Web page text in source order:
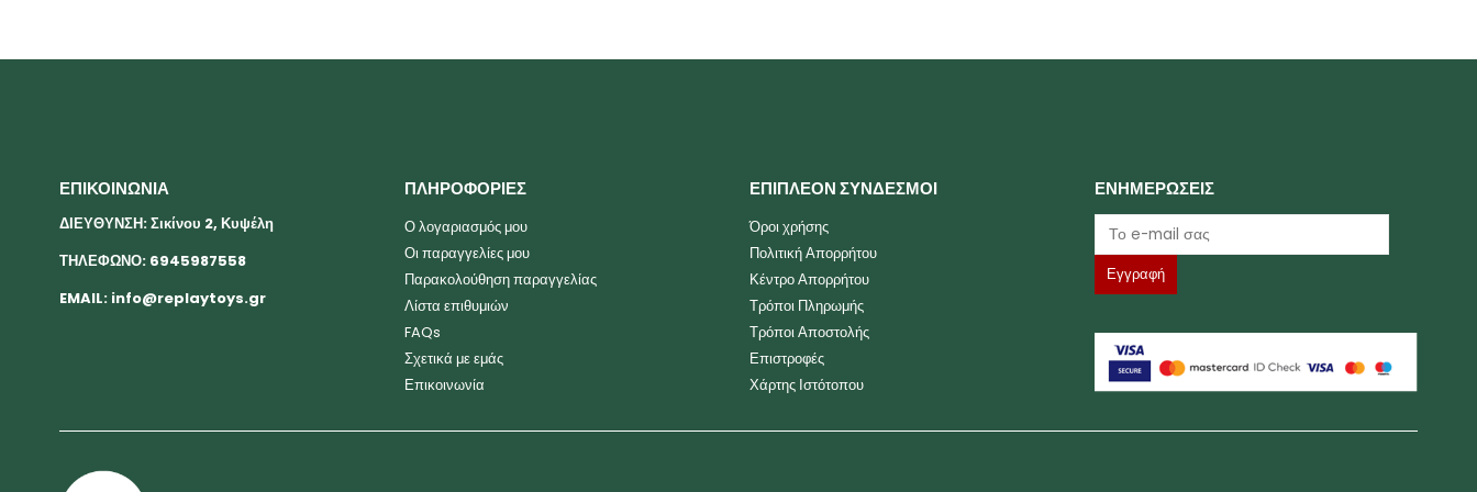
ΕΠΙΚΟΙΝΩΝΙΑ
ΔΙΕΥΘΥΝΣΗ: Σικίνου 2, Κυψέλη
ΤΗΛΕΦΩΝΟ: 6945987558
EMAIL: info@replaytoys.gr
ΠΛΗΡΟΦΟΡΙΕΣ
Ο λογαριασμός μου
Οι παραγγελίες μου
Παρακολούθηση παραγγελίας
Λίστα επιθυμιών
FAQs
Σχετικά με εμάς
Επικοινωνία
ΕΠΙΠΛΕΟΝ ΣΥΝΔΕΣΜΟΙ
Όροι χρήσης
Πολιτική Απορρήτου
Κέντρο Απορρήτου
Τρόποι Πληρωμής
Τρόποι Αποστολής
Επιστροφές
Χάρτης Ιστότοπου
ΕΝΗΜΕΡΩΣΕΙΣ